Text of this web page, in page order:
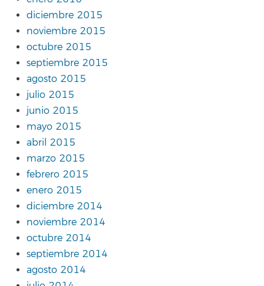
diciembre 2015
noviembre 2015
octubre 2015
septiembre 2015
agosto 2015
julio 2015
junio 2015
mayo 2015
abril 2015
marzo 2015
febrero 2015
enero 2015
diciembre 2014
noviembre 2014
octubre 2014
septiembre 2014
agosto 2014